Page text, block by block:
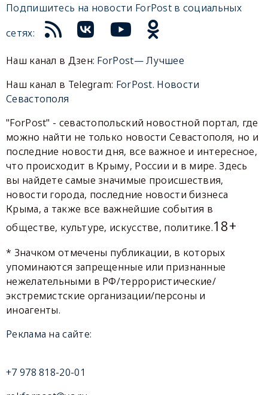
Подпишитесь на новости ForPost в социальных
сетях:
Наш канал в Дзен: ForPost— Лучшее
Наш канал в Telegram: ForPost. Новости
Севастополя
"ForPost" - севастопольский новостной портал, где
можно найти не только новости Севастополя, но и
последние новости дня, все важное и интересное,
что происходит в Крыму, России и в мире. Здесь
вы найдете самые значимые происшествия,
новости города, последние новости бизнеса
Крыма, а также все важнейшие события в
обществе, культуре, искусстве, политике.18+
* Значком отмечены публикации, в которых
упоминаются запрещенные или признанные
нежелательными в РФ/террористические/
экстремистские организации/персоны и
иноагенты.
Реклама на сайте:
+7 978 818-20-01